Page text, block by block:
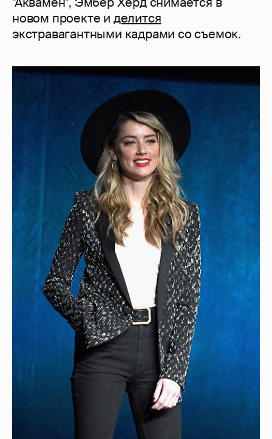
новом проекте и делится
экстравагантными кадрами со съемок.